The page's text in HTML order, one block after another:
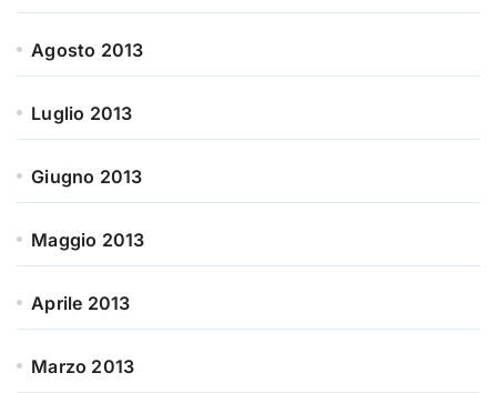
Agosto 2013
Luglio 2013
Giugno 2013
Maggio 2013
Aprile 2013
Marzo 2013